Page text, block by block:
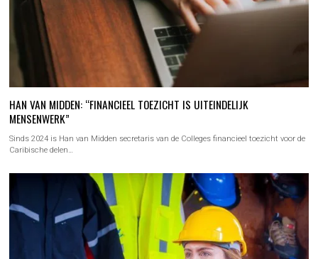
HAN VAN MIDDEN: “FINANCIEEL TOEZICHT IS UITEINDELIJK
MENSENWERK”
Sinds 2024 is Han van Midden secretaris van de Colleges financieel toezicht voor de
Caribische delen…